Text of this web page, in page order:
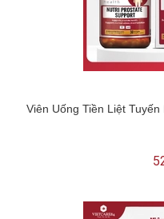
Viên Uống Tiền Liệt Tuyến